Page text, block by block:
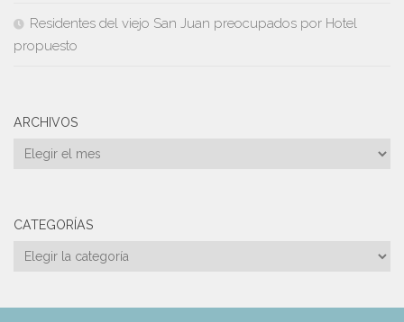
Residentes del viejo San Juan preocupados por Hotel
propuesto
ARCHIVOS
Archivos
CATEGORÍAS
Categorías